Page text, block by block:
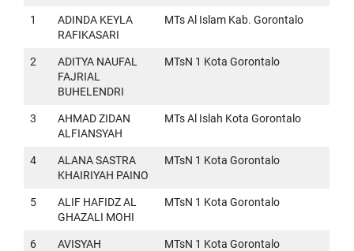
1
ADINDA KEYLA
RAFIKASARI
MTs Al Islam Kab. Gorontalo
2
ADITYA NAUFAL
FAJRIAL
BUHELENDRI
MTsN 1 Kota Gorontalo
3
AHMAD ZIDAN
ALFIANSYAH
MTs Al Islah Kota Gorontalo
4
ALANA SASTRA
KHAIRIYAH PAINO
MTsN 1 Kota Gorontalo
5
ALIF HAFIDZ AL
GHAZALI MOHI
MTsN 1 Kota Gorontalo
6
AVISYAH
MTsN 1 Kota Gorontalo